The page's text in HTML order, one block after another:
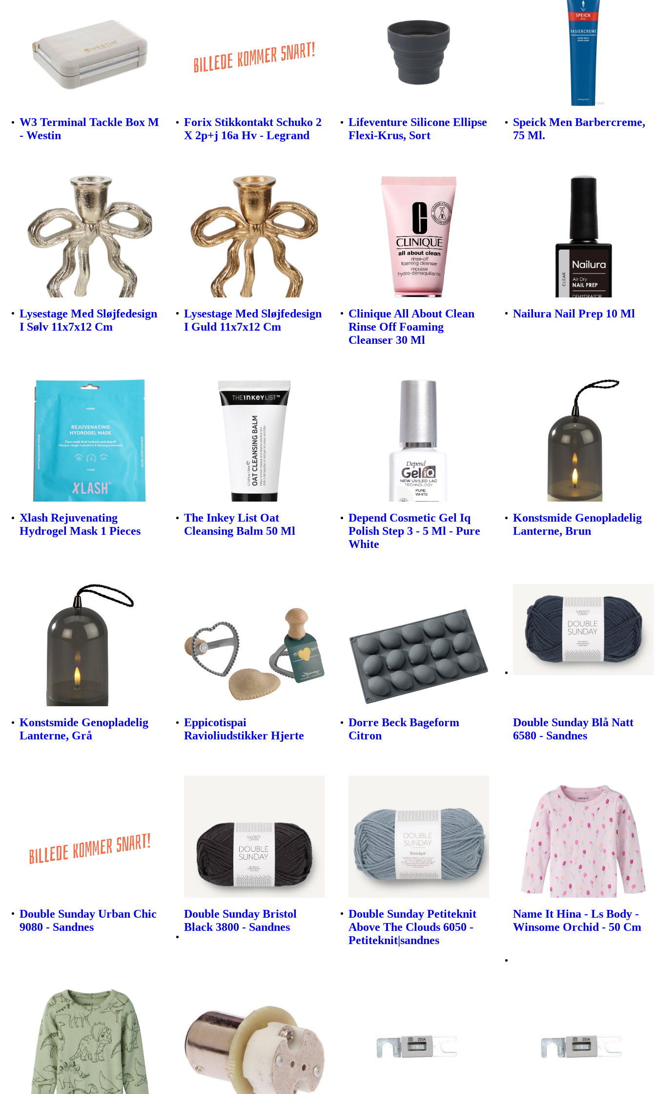
W3 Terminal Tackle Box M
- Westin
Forix Stikkontakt Schuko 2
X 2p+j 16a Hv - Legrand
Lifeventure Silicone Ellipse
Flexi-Krus, Sort
Speick Men Barbercreme,
75 Ml.
Lysestage Med Sløjfedesign
I Sølv 11x7x12 Cm
Lysestage Med Sløjfedesign
I Guld 11x7x12 Cm
Clinique All About Clean
Rinse Off Foaming
Cleanser 30 Ml
Nailura Nail Prep 10 Ml
Xlash Rejuvenating
Hydrogel Mask 1 Pieces
The Inkey List Oat
Cleansing Balm 50 Ml
Depend Cosmetic Gel Iq
Polish Step 3 - 5 Ml - Pure
White
Konstsmide Genopladelig
Lanterne, Brun
Konstsmide Genopladelig
Lanterne, Grå
Eppicotispai
Ravioliudstikker Hjerte
Dorre Beck Bageform
Citron
Double Sunday Blå Natt
6580 - Sandnes
Double Sunday Urban Chic
9080 - Sandnes
Double Sunday Bristol
Black 3800 - Sandnes
Double Sunday Petiteknit
Above The Clouds 6050 -
Petiteknit|sandnes
Name It Hina - Ls Body -
Winsome Orchid - 50 Cm